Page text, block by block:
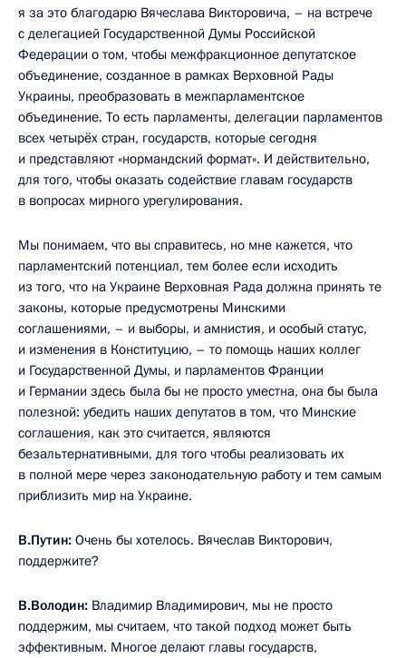
я за это благодарю Вячеслава Викторовича, – на встрече
с делегацией Государственной Думы Российской
Федерации о том, чтобы межфракционное депутатское
объединение, созданное в рамках Верховной Рады
Украины, преобразовать в межпарламентское
объединение. То есть парламенты, делегации парламентов
всех четырёх стран, государств, которые сегодня
и представляют «нормандский формат». И действительно,
для того, чтобы оказать содействие главам государств
в вопросах мирного урегулирования.
Мы понимаем, что вы справитесь, но мне кажется, что
парламентский потенциал, тем более если исходить
из того, что на Украине Верховная Рада должна принять те
законы, которые предусмотрены Минскими
соглашениями, – и выборы, и амнистия, и особый статус,
и изменения в Конституцию, – то помощь наших коллег
и Государственной Думы, и парламентов Франции
и Германии здесь была бы не просто уместна, она бы была
полезной: убедить наших депутатов в том, что Минские
соглашения, как это считается, являются
безальтернативными, для того чтобы реализовать их
в полной мере через законодательную работу и тем самым
приблизить мир на Украине.
В.Путин: Очень бы хотелось. Вячеслав Викторович,
поддержите?
В.Володин: Владимир Владимирович, мы не просто
поддержим, мы считаем, что такой подход может быть
эффективным. Многое делают главы государств,